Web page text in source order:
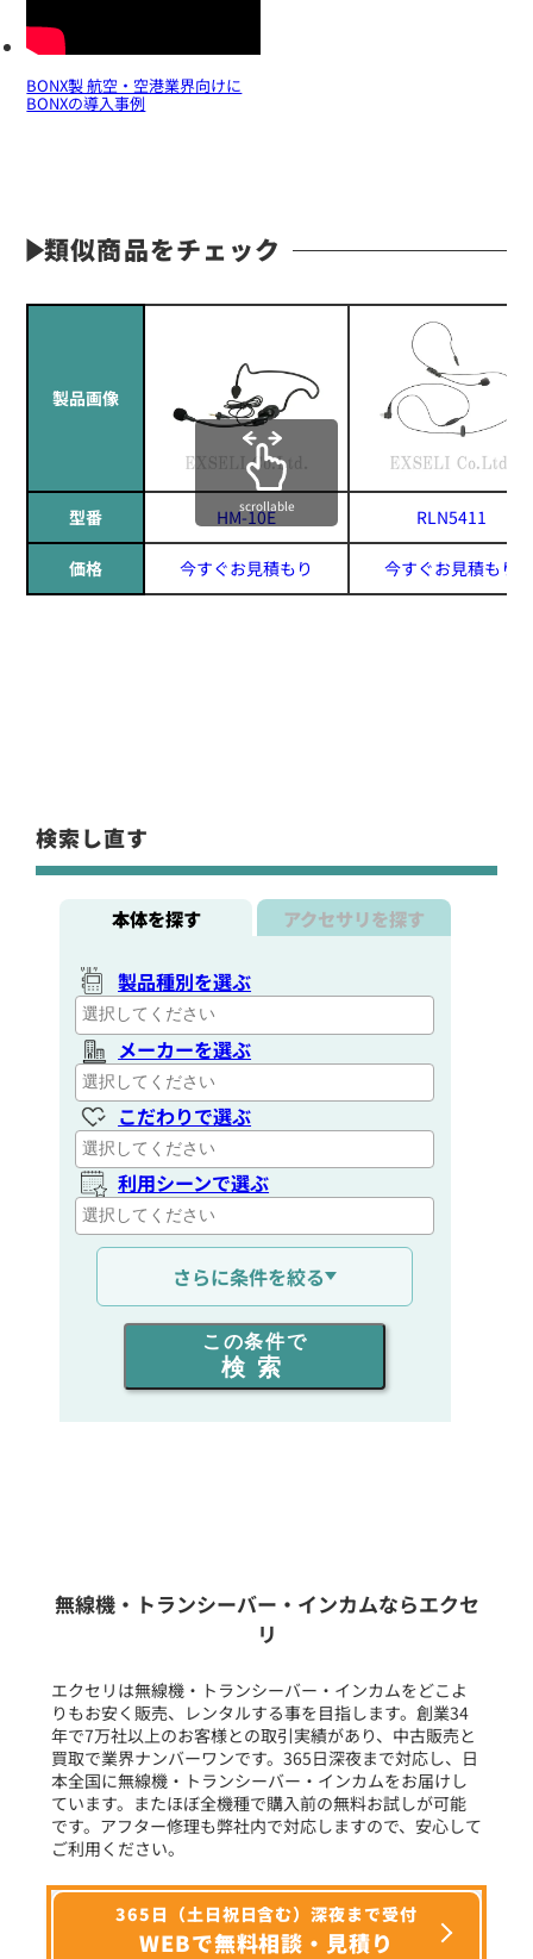
BONX製 航空・空港業界向けに
BONXの導入事例
類似商品をチェック
製品画像
型番 HM-10E RLN5411
価格 今すぐお見積もり 今すぐお見積もり
scrollable
検索し直す
本体を探す アクセサリを探す
製品種別を選ぶ
メーカーを選ぶ
こだわりで選ぶ
利用シーンで選ぶ
通信距離を選ぶ
出力を選ぶ
同時通話人数を選ぶ
フリーワード入力(製品名等)
選択条件をリセット
さらに条件を絞る
この条件で
検索
無線機・トランシーバー・インカムならエクセ
リ
エクセリは無線機・トランシーバー・インカムをどこよ
りもお安く販売、レンタルする事を目指します。創業34
年で7万社以上のお客様との取引実績があり、中古販売と
買取で業界ナンバーワンです。365日深夜まで対応し、日
本全国に無線機・トランシーバー・インカムをお届けし
ています。またほぼ全機種で購入前の無料お試しが可能
です。アフター修理も弊社内で対応しますので、安心して
ご利用ください。
365日（土日祝日含む）深夜まで受付
WEBで無料相談・見積り